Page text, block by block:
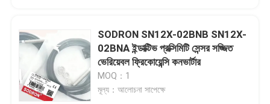
SODRON SN12X-02BNB SN12X-
02BNA ইন্ডাক্টিভ প্রক্সিমিটি সেন্সর সজ্জিত
ভেরিয়েবল ফ্রিকোয়েন্সি কনভার্টার
MOQ：1
মূল্য：আলোচনা সাপেক্ষে